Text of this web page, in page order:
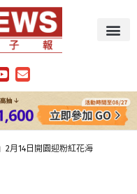
月14日開園迎粉紅花海